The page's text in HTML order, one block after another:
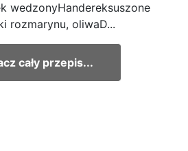
wedzonyHandereksuszone
rozmarynu, oliwaD...
cały przepis...